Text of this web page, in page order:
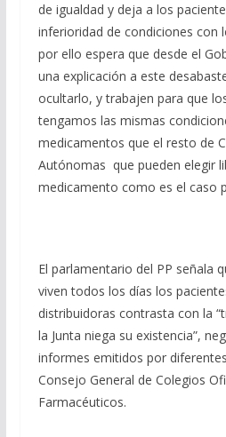
de igualdad y deja a los
inferioridad de condiciones con
por ello espera que desde el
una explicación a este
ocultarlo, y trabajen para que
tengamos las mismas
medicamentos que el resto de
Autónomas que pueden elegir
medicamento como es el caso
El parlamentario del PP señala
viven todos los días los
distribuidoras contrasta con la
la Junta niega su existencia”,
informes emitidos por
Consejo General de Colegios
Farmacéuticos.